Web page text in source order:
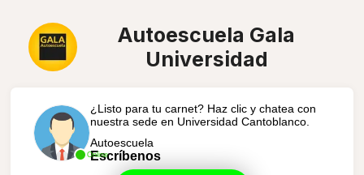
Autoescuela Gala
Universidad
Online
¿Listo para tu carnet? Haz clic y chatea con
nuestra sede en Universidad Cantoblanco.
Autoescuela
Escríbenos